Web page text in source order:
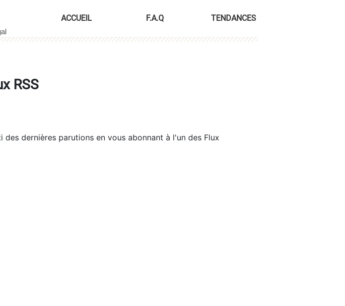
ACCUEIL F.A.Q TENDANCES
RSS
dernières parutions en vous abonnant à l'un des Flux